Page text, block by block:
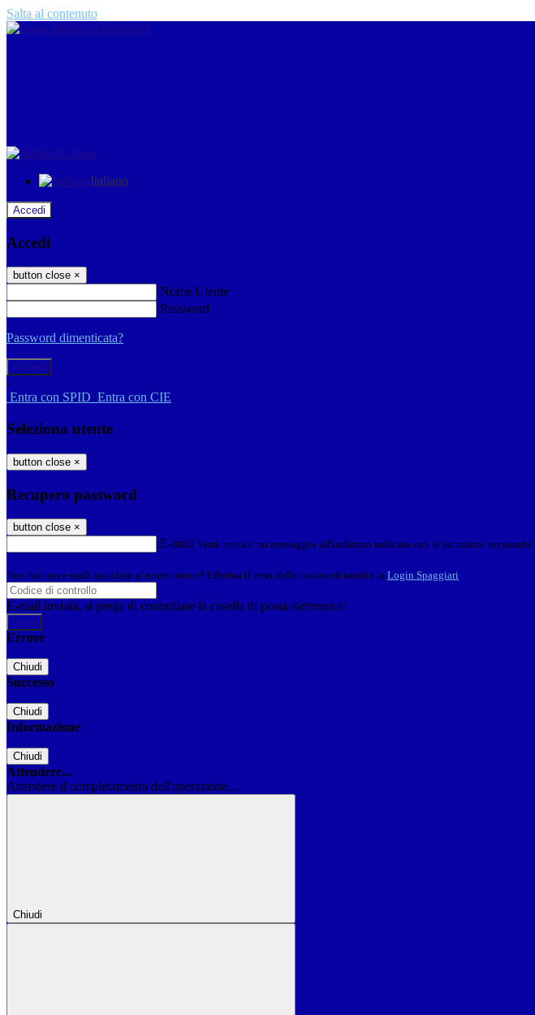
Salta al contenuto
Italiano
Italiano
Accedi
Accedi
button close ×
Nome Utente
Password
Password dimenticata?
-
Entra con SPID Entra con CIE
Seleziona utente
button close ×
Recupero password
button close ×
E-mail Verrà inviato un messaggio all'indirizzo indicato con le istruzioni necessarie.
Non hai una e-mail associata al nome utente? Effettua il reset della password tramite la Login Spaggiari
E-mail inviata, si prega di controllare la casella di posta elettronica!
Errore
Chiudi
Successo
Chiudi
Informazione
Chiudi
Attendere...
Attendere il completamento dell'operazione...
Chiudi